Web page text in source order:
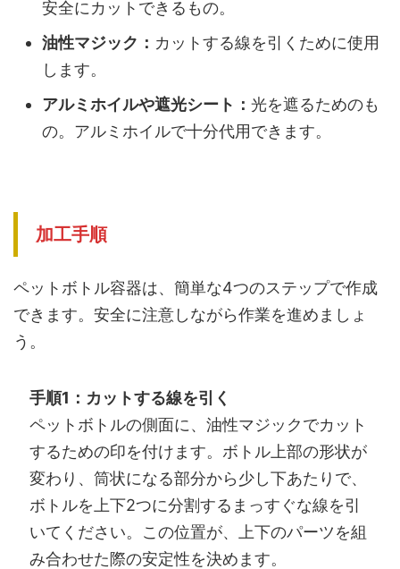
安全にカットできるもの。
油性マジック： カットする線を引くために使用
します。
アルミホイルや遮光シート： 光を遮るためのも
の。アルミホイルで十分代用できます。
加工手順
ペットボトル容器は、簡単な4つのステップで作成
できます。安全に注意しながら作業を進めましょ
う。
手順1：カットする線を引く
ペットボトルの側面に、油性マジックでカット
するための印を付けます。ボトル上部の形状が
変わり、筒状になる部分から少し下あたりで、
ボトルを上下2つに分割するまっすぐな線を引
いてください。この位置が、上下のパーツを組
み合わせた際の安定性を決めます。